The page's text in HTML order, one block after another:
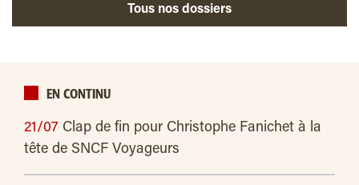
Tous nos dossiers
EN CONTINU
21/07 Clap de fin pour Christophe Fanichet à la
tête de SNCF Voyageurs